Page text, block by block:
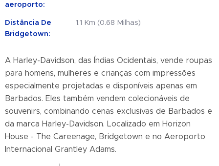
aeroporto:
Distância De
Bridgetown:
1.1 Km (0.68 Milhas)
A Harley-Davidson, das Índias Ocidentais, vende roupas
para homens, mulheres e crianças com impressões
especialmente projetadas e disponíveis apenas em
Barbados. Eles também vendem colecionáveis ​​de
souvenirs, combinando cenas exclusivas de Barbados e
da marca Harley-Davidson. Localizado em Horizon
House - The Careenage, Bridgetown e no Aeroporto
Internacional Grantley Adams.